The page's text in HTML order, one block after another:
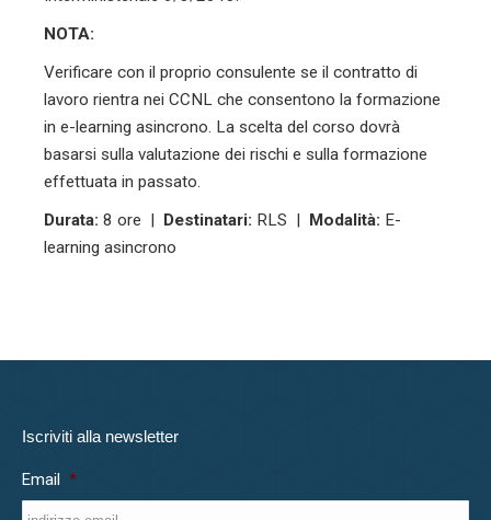
NOTA:
Verificare con il proprio consulente se il contratto di
lavoro rientra nei CCNL che consentono la formazione
in e-learning asincrono. La scelta del corso dovrà
basarsi sulla valutazione dei rischi e sulla formazione
effettuata in passato.
Durata: 8 ore | Destinatari: RLS | Modalità: E-
learning asincrono
Iscriviti alla newsletter
Email *